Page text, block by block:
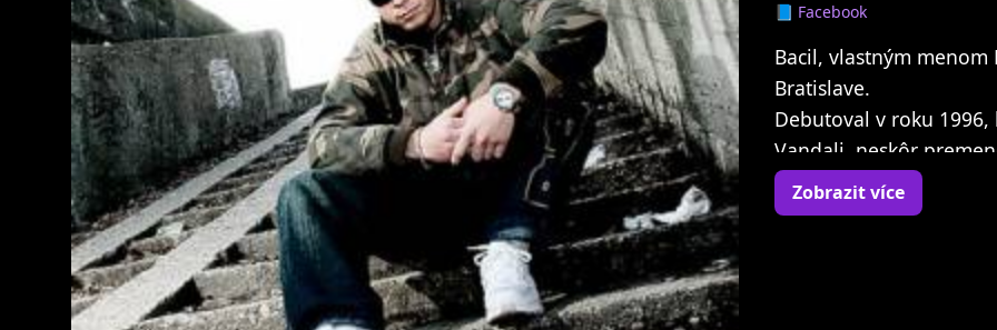
📘 Facebook
Bacil, vlastným
Bratislave.
Debutoval v roku 1996,
Vandali, neskôr
V roku 1998 sa spájajú
vzniká dnes už
Zobrazit více